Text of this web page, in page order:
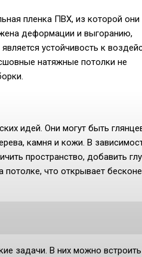
пленка ПВХ, из которой они
деформации и выгоранию,
устойчивость к
натяжные потолки не
идей. Они могут быть
камня и кожи. В
пространство, добавить
что открывает
задачи. В них можно встроить